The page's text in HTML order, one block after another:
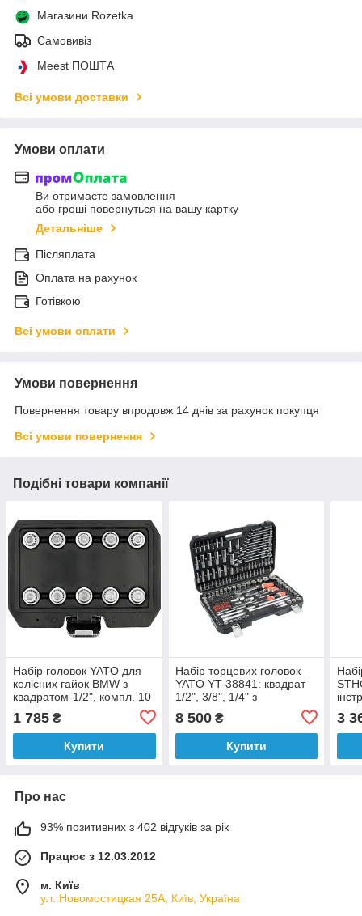
Магазини Rozetka
Самовивіз
Meest ПОШТА
Всі умови доставки
Умови оплати
Ви отримаєте замовлення
або гроші повернуться на вашу картку
Детальніше
Післяплата
Оплата на рахунок
Готівкою
Всі умови оплати
Умови повернення
Повернення товару впродовж 14 днів за рахунок покупця
Всі умови повернення
Подібні товари компанії
Набір головок YATO для
колісних гайок BMW з
квадратом-1/2", компл. 10
1 785 ₴
Купити
Набір торцевих головок
YATO YT-38841: квадрат
1/2", 3/8", 1/4" з
8 500₴
Купити
3
Про нас
93% позитивних з 402 відгуків за рік
Працює з 12.03.2012
м. Київ
ул. Новомостицкая 25А, Київ, Україна